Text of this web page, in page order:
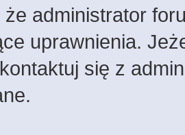
administrator
uprawnienia.
się z